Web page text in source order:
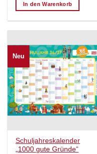
In den Warenkorb
Neu
Schuljahreskalender
„1000 gute Gründe“